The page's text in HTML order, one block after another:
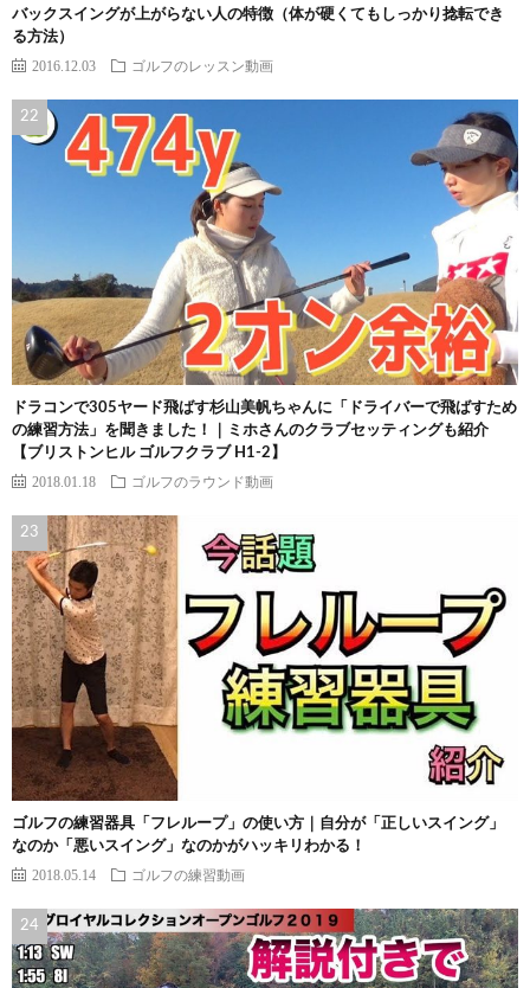
バックスイングが上がらない人の特徴（体が硬くてもしっかり捻転でき
る方法）
2016.12.03 ゴルフのレッスン動画
ドラコンで305ヤード飛ばす杉山美帆ちゃんに「ドライバーで飛ばすため
の練習方法」を聞きました！｜ミホさんのクラブセッティングも紹介
【ブリストンヒル ゴルフクラブ H1-2】
2018.01.18 ゴルフのラウンド動画
ゴルフの練習器具「フレループ」の使い方｜自分が「正しいスイング」
なのか「悪いスイング」なのかがハッキリわかる！
2018.05.14 ゴルフの練習動画